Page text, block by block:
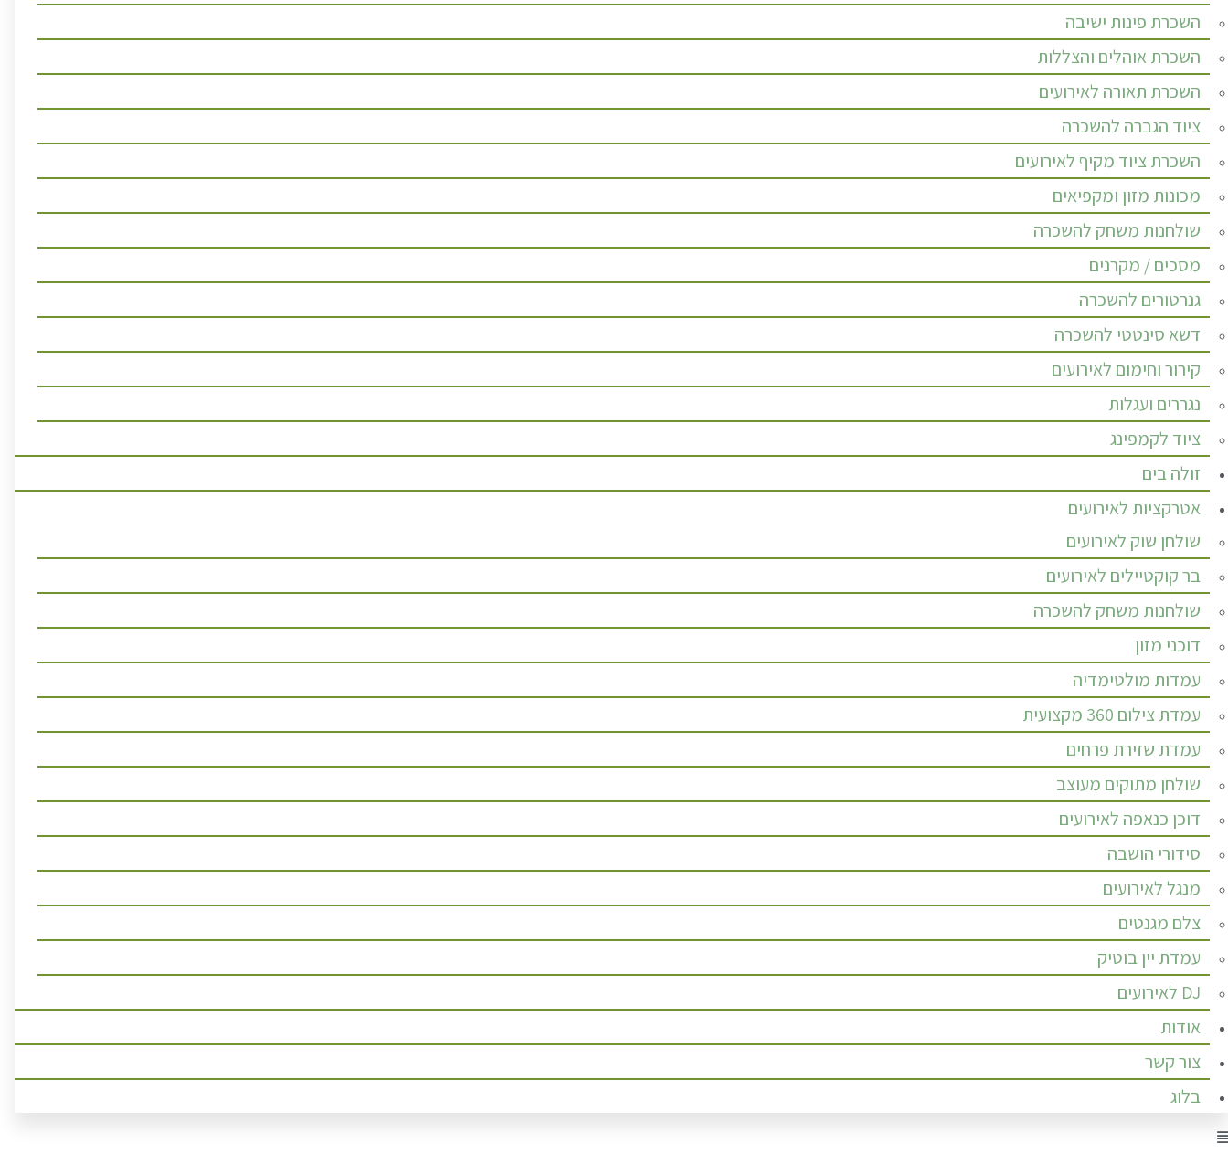
השכרת פינות ישיבה
השכרת אוהלים והצללות
השכרת תאורה לאירועים
ציוד הגברה להשכרה
השכרת ציוד מקיף לאירועים
מכונות מזון ומקפיאים
שולחנות משחק להשכרה
מסכים / מקרנים
גנרטורים להשכרה
דשא סינטטי להשכרה
קירור וחימום לאירועים
נגררים ועגלות
ציוד לקמפינג
זולה בים
אטרקציות לאירועים
שולחן שוק לאירועים
בר קוקטיילים לאירועים
שולחנות משחק להשכרה
דוכני מזון
עמדות מולטימדיה
עמדת צילום 360 מקצועית
עמדת שזירת פרחים
שולחן מתוקים מעוצב
דוכן כנאפה לאירועים
סידורי הושבה
מנגל לאירועים
צלם מגנטים
עמדת יין בוטיק
DJ לאירועים
אודות
צור קשר
בלוג
Menu